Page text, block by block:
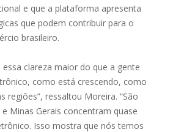
e que a plataforma apresenta
que podem contribuir para o
brasileiro.
clareza maior do que a gente
como está crescendo, como
regiões”, ressaltou Moreira. “São
Minas Gerais concentram quase
Isso mostra que nós temos